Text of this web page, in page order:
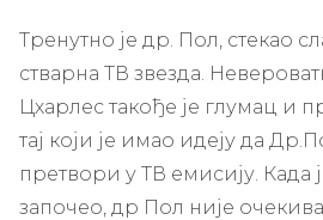
Тренутно је др. Пол, стекао
стварна ТВ звезда.
Цхарлес такође је глумац и
тај који је имао идеју да
претвори у ТВ емисију. Када
започео, др Пол није